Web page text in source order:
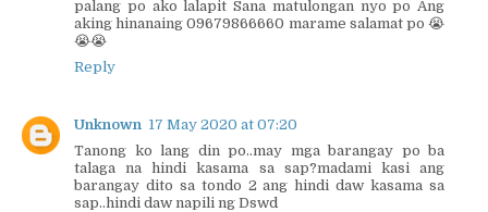
palang po ako lalapit Sana matulongan nyo po Ang
aking hinanaing 09679866660 marame salamat po 😭
😭😭
Reply
Unknown 17 May 2020 at 07:20
Tanong ko lang din po..may mga barangay po ba
talaga na hindi kasama sa sap?madami kasi ang
barangay dito sa tondo 2 ang hindi daw kasama sa
sap..hindi daw napili ng Dswd